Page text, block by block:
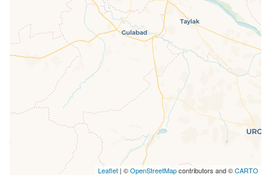
missing.
Leaflet| ©OpenStreetMapcontributors and ©CARTO